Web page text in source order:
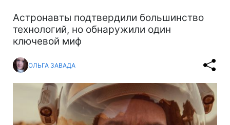
Астронавты подтвердили большинство
технологий, но обнаружили один
ключевой миф
ОЛЬГА ЗАВАДА